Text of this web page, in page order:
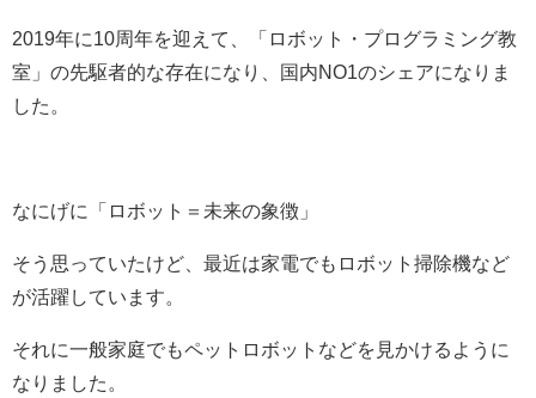
2019年に10周年を迎えて、「ロボット・プログラミング教
室」の先駆者的な存在になり、国内NO1のシェアになりま
した。
なにげに「ロボット＝未来の象徴」
そう思っていたけど、最近は家電でもロボット掃除機など
が活躍しています。
それに一般家庭でもペットロボットなどを見かけるように
なりました。